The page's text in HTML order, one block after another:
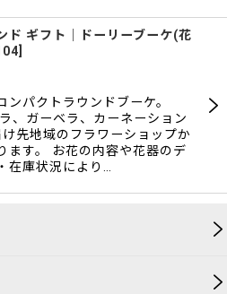
ド ギフト｜ドーリーブーケ(花
ンパクトラウンドブーケ。
、ガーベラ、カーネーション
先地域のフラワーショップか
ます。 お花の内容や花器のデ
在庫状況により…